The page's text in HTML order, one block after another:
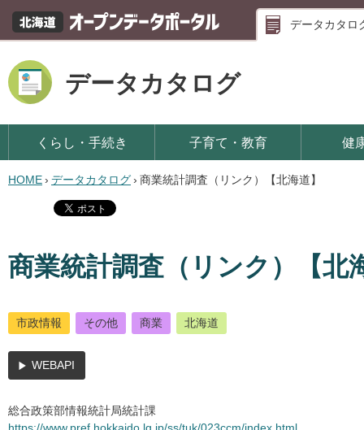
データカタロ
データカタログ
くらし・手続き 子育て・教育 健
HOME› データカタログ› 商業統計調査（リンク）【北海道】
商業統計調査（リンク）【北
市政情報 その他 商業 北海道
WEBAPI
総合政策部情報統計局統計課